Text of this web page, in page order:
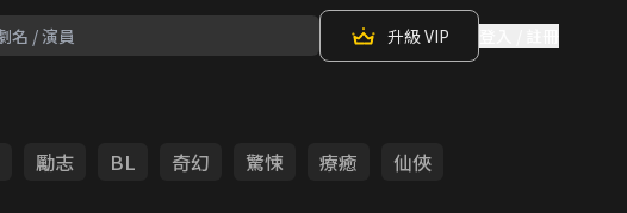
升級 VIP
勵志 BL 奇幻 驚悚 療癒
仙俠